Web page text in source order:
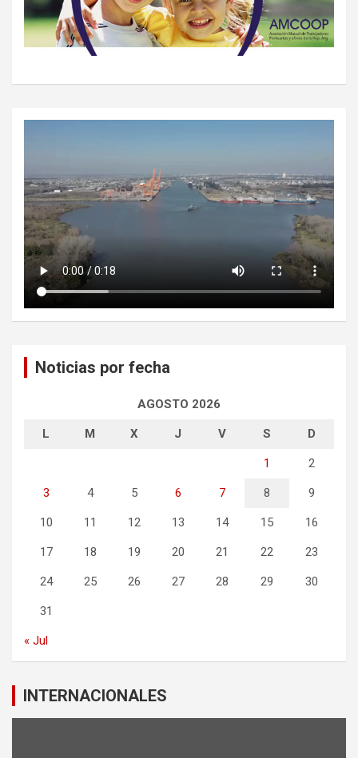
Noticias por fecha
AGOSTO 2026
L M X J V S D
1 2
3 4 5 6 7 8 9
10 11 12 13 14 15 16
17 18 19 20 21 22 23
24 25 26 27 28 29 30
31
« Jul
INTERNACIONALES